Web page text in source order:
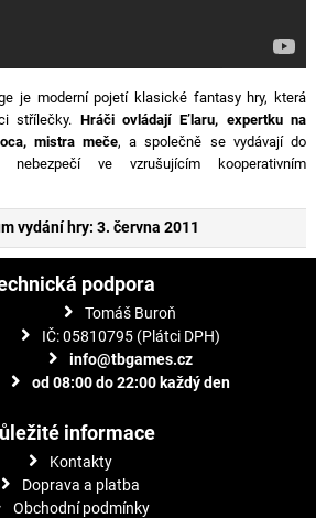
je moderní pojetí klasické fantasy hry, která
střílečky. Hráči ovládají E’laru, expertku na
mistra meče, a společně se vydávají do
ve vzrušujícím kooperativním
vydání hry: 3. června 2011
podpora
Tomáš Buroň
IČ: 05810795 (Plátci DPH)
info@tbgames.cz
od 08:00 do 22:00 každý den
informace
Kontakty
Doprava a platba
Obchodní podmínky